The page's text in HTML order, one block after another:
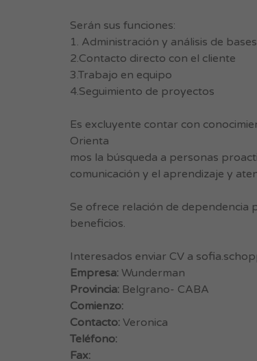
Serán sus funciones:
1. Administración y análisis de
2.Contacto directo con el cliente
3.Trabajo en equipo
4.Seguimiento de proyectos
Es excluyente contar con
Orienta
mos la búsqueda a personas
comunicación y el aprendizaje y
Se ofrece relación de
beneficios.
Interesados enviar CV a
Empresa: Wunderman
Provincia: Belgrano- CABA
Comienzo:
Contacto: Veronica
Teléfono:
Fax: